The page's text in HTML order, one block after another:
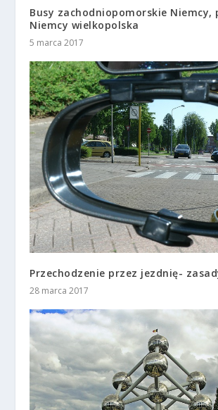
Busy zachodniopomorskie Niemcy,
Niemcy wielkopolska
5 marca 2017
Przechodzenie przez jezdnię-
28 marca 2017